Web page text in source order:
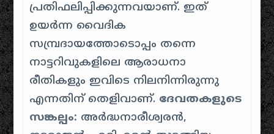
പ്രതിഫലിപ്പിക്കുന്നവയാണ്. ഇത്
ഉയർന്ന വൈദിക
സമ്പ്രദായത്തോടൊപ്പം തന്നെ
നാട്ടറിവുകളിലെ ആരാധനാ
രീതികളും ഇവിടെ നിലനിന്നിരുന്നു
എന്നതിന് തെളിവാണ്. ദേവതകളുടെ
സങ്കല്പം: അർദ്ധനാരീശ്വരൻ,